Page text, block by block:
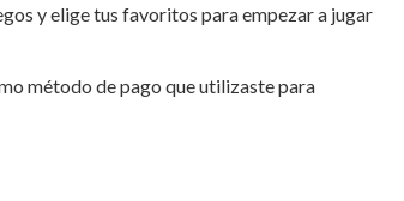
y elige tus favoritos para empezar a jugar
método de pago que utilizaste para